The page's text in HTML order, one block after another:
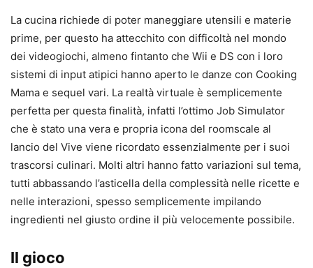
La cucina richiede di poter maneggiare utensili e materie
prime, per questo ha attecchito con difficoltà nel mondo
dei videogiochi, almeno fintanto che Wii e DS con i loro
sistemi di input atipici hanno aperto le danze con Cooking
Mama e sequel vari. La realtà virtuale è semplicemente
perfetta per questa finalità, infatti l’ottimo Job Simulator
che è stato una vera e propria icona del roomscale al
lancio del Vive viene ricordato essenzialmente per i suoi
trascorsi culinari. Molti altri hanno fatto variazioni sul tema,
tutti abbassando l’asticella della complessità nelle ricette e
nelle interazioni, spesso semplicemente impilando
ingredienti nel giusto ordine il più velocemente possibile.
Il gioco